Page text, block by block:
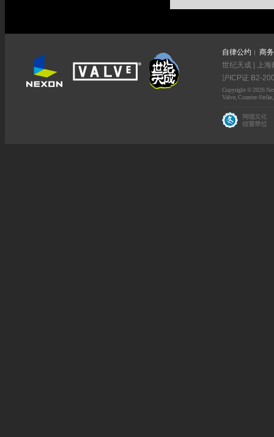
自律公约
商
世纪天成 | 上
沪ICP证 B2-
Copyright © 2026
Valve, Counter-